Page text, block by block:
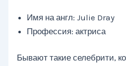
Имя на англ: Julie Dray
Профессия: актриса
Бывают такие селебрити,